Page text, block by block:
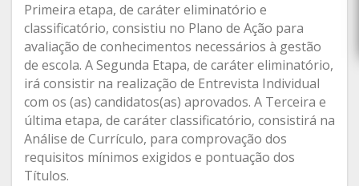
Primeira etapa, de caráter eliminatório e
classificatório, consistiu no Plano de Ação para
avaliação de conhecimentos necessários à gestão
de escola. A Segunda Etapa, de caráter eliminatório,
irá consistir na realização de Entrevista Individual
com os (as) candidatos(as) aprovados. A Terceira e
última etapa, de caráter classificatório, consistirá na
Análise de Currículo, para comprovação dos
requisitos mínimos exigidos e pontuação dos
Títulos.